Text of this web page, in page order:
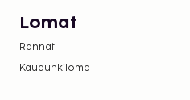
Lomat
Rannat
Kaupunkiloma